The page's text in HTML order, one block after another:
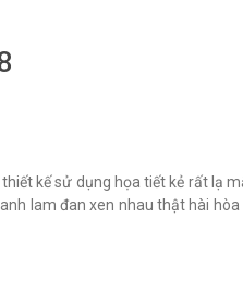
kế sử dụng họa tiết kẻ rất lạ
lam đan xen nhau thật hài